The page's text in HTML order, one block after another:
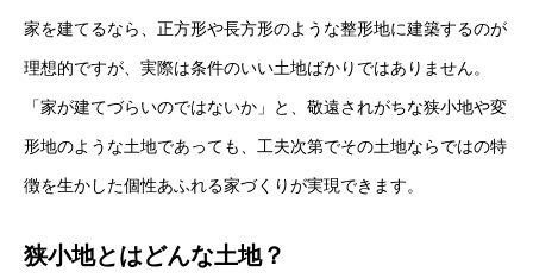
家を建てるなら、正方形や長方形のような整形地に建築するのが
理想的ですが、実際は条件のいい土地ばかりではありません。
「家が建てづらいのではないか」と、敬遠されがちな狭小地や変
形地のような土地であっても、工夫次第でその土地ならではの特
徴を生かした個性あふれる家づくりが実現できます。
狭小地とはどんな土地？